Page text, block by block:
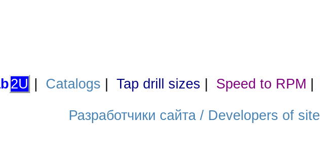
2U Catalogs Tap drill sizes Speed to RPM
Разработчики сайта / Developers of site